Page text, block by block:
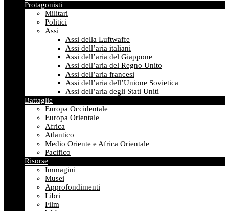
Protagonisti
Militari
Politici
Assi
Assi della Luftwaffe
Assi dell’aria italiani
Assi dell’aria del Giappone
Assi dell’aria del Regno Unito
Assi dell’aria francesi
Assi dell’aria dell’Unione Sovietica
Assi dell’aria degli Stati Uniti
Battaglie
Europa Occidentale
Europa Orientale
Africa
Atlantico
Medio Oriente e Africa Orientale
Pacifico
Risorse
Immagini
Musei
Approfondimenti
Libri
Film